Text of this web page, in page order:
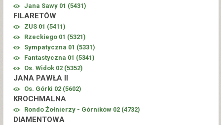
Jana Sawy 01 (5431)
FILARETÓW
ZUS 01 (5411)
Rzeckiego 01 (5321)
Sympatyczna 01 (5331)
Fantastyczna 01 (5341)
Os. Widok 02 (5352)
JANA PAWŁA II
Os. Górki 02 (5602)
KROCHMALNA
Rondo Żołnierzy - Górników 02 (4732)
DIAMENTOWA